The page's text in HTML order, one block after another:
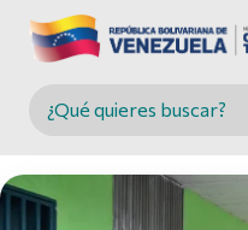
Buscar en MINCYT